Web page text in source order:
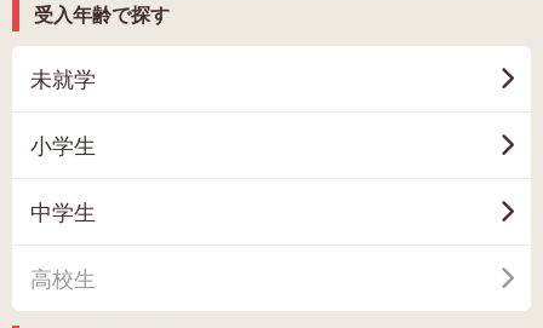
受入年齢で探す
未就学
小学生
中学生
高校生